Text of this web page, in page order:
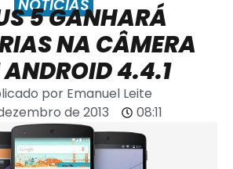
NOTÍCIAS
5 GANHARÁ
NA CÂMERA
4.4.1
porEmanuel Leite
de 2013
08:11